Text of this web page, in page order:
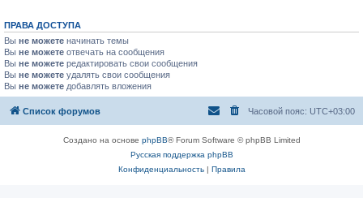
ПРАВА ДОСТУПА
Вы не можете начинать темы
Вы не можете отвечать на сообщения
Вы не можете редактировать свои сообщения
Вы не можете удалять свои сообщения
Вы не можете добавлять вложения
Список форумов Часовой пояс: UTC+03:00
Создано на основе phpBB® Forum Software © phpBB Limited
Русская поддержка phpBB
Конфиденциальность| Правила